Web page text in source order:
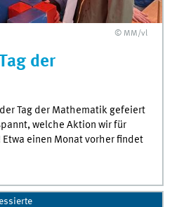
© MM/vl
der
Tag der Mathematik gefeiert
welche Aktion wir für
einen Monat vorher findet